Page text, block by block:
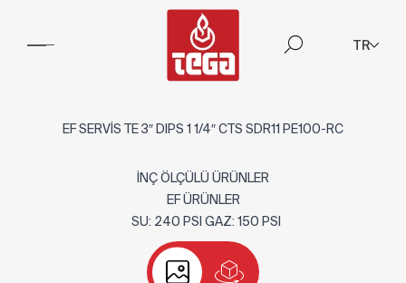
TR
EF SERVİS TE 3″ DIPS 1 1/4″ CTS SDR11 PE100-RC
İNÇ ÖLÇÜLÜ ÜRÜNLER
EF ÜRÜNLER
SU: 240 PSI GAZ: 150 PSI